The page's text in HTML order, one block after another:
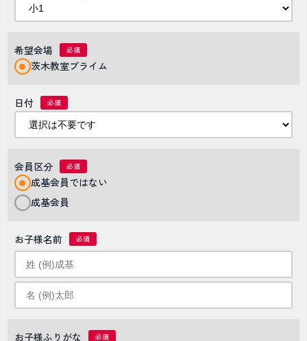
希望会場
茨木教室プライム
日付
会員区分
成基会員ではない
成基会員
お子様名前
お子様ふりがな